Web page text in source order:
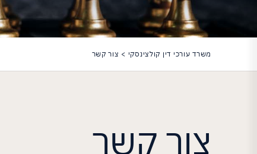
משרד עורכי דין קולצינסקי > צור קשר
צור קשר